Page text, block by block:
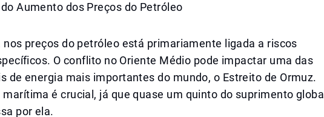
Aumento dos Preços do Petróleo
nos preços do petróleo está primariamente ligada a riscos
O conflito no Oriente Médio pode impactar uma das
de energia mais importantes do mundo, o Estreito de Ormuz.
é crucial, já que quase um quinto do suprimento global
por ela.